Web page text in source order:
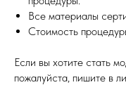
Все материалы
Стоимость
Если вы хотите стать
пожалуйста, пишите в